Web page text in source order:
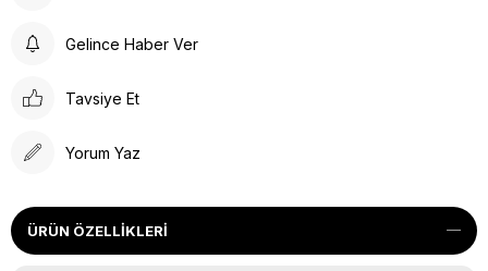
Gelince Haber Ver
Tavsiye Et
Yorum Yaz
ÜRÜN ÖZELLIKLERI